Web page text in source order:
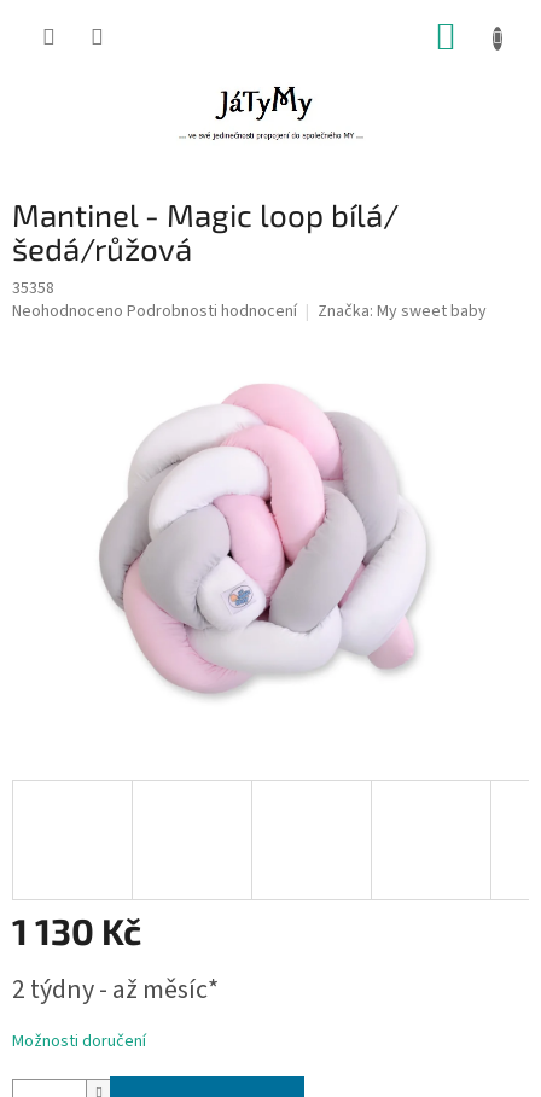
Mantinel - Magic loop bílá/
šedá/růžová
35358
Průměrné
Neohodnoceno Podrobnosti hodnocení Značka: My sweet baby
1 130 Kč
cena:
2 týdny - až měsíc*
Možnosti doručení